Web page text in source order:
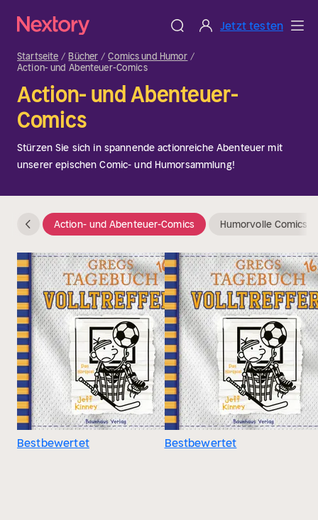
Jetzt testen
Startseite Bücher
Comics und Humor
Action- und Abenteuer-Comics
Action- und Abenteuer-
Comics
Stürzen Sie sich in spannende actionreiche Abenteuer mit
unserer epischen Comic- und Humorsammlung!
Action- und Abenteuer-Comics Humorvolle Comics
Bestbewertet Bestbewertet